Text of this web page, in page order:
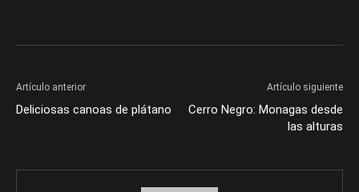
Artículo anterior
Deliciosas canoas de plátano
Artículo siguiente
Cerro Negro: Monagas desde
las alturas